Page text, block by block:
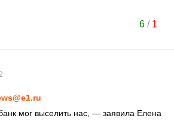
6/ 1
мог выселить нас, — заявила Елена